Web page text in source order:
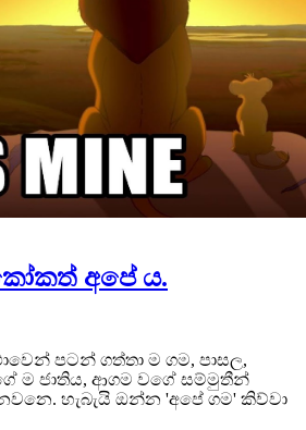
අපේ ය.
පටන් ගත්තා ම ගම, පාසල,
ම ජාතිය, ආගම වගේ සම්මුතීන්
හැබැයි ඔන්න 'අපේ ගම' කිව්වා